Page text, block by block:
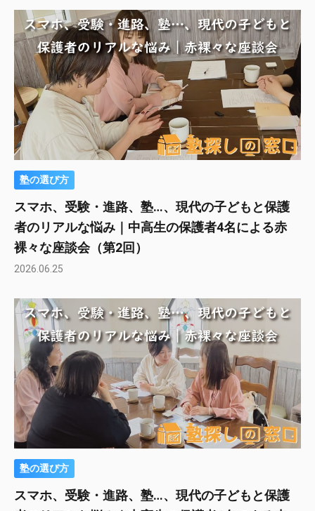
塾の選び方
スマホ、受験・進路、塾…、現代の子どもと保護
者のリアルな悩み｜中高生の保護者4名による赤
裸々な座談会（第2回）
2026.06.25
塾の選び方
スマホ、受験・進路、塾…、現代の子どもと保護